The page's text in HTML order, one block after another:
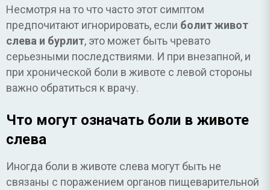
Несмотря на то что часто этот симптом
предпочитают игнорировать, если болит живот
слева и бурлит, это может быть чревато
серьезными последствиями. И при внезапной, и
при хронической боли в животе с левой стороны
важно обратиться к врачу.
Что могут означать боли в животе
слева
Иногда боли в животе слева могут быть не
связаны с поражением органов пищеварительной